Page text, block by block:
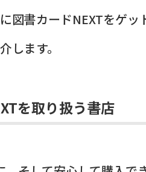
図書カードNEXTをゲ
します。
を取り扱う書店